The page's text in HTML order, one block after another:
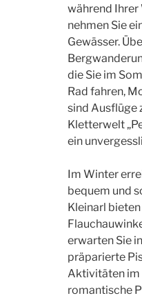
während Ihrer
nehmen Sie
Gewässer.
die Sie im
Rad fahren,
sind Ausflüge
Kletterwelt
ein
Im Winter
bequem und
Kleinarl
erwarten Sie
präparierte
Aktivitäten im
romantische